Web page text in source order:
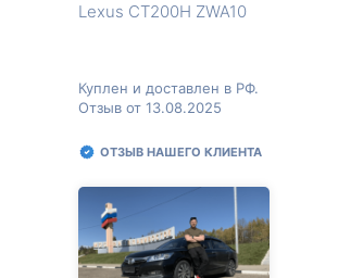
Lexus CT200H ZWA10
Куплен и доставлен в РФ.
Отзыв от 13.08.2025
ОТЗЫВ НАШЕГО КЛИЕНТА